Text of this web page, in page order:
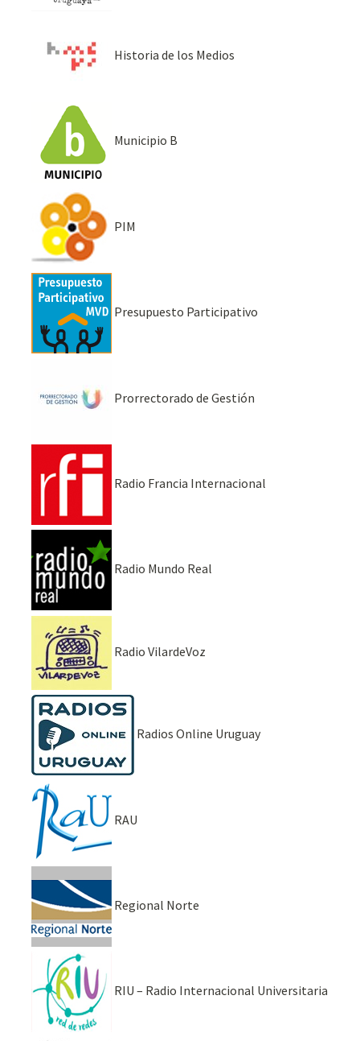
Historia de los Medios
Municipio B
PIM
Presupuesto Participativo
Prorrectorado de Gestión
Radio Francia Internacional
Radio Mundo Real
Radio VilardeVoz
Radios Online Uruguay
RAU
Regional Norte
RIU – Radio Internacional Universitaria